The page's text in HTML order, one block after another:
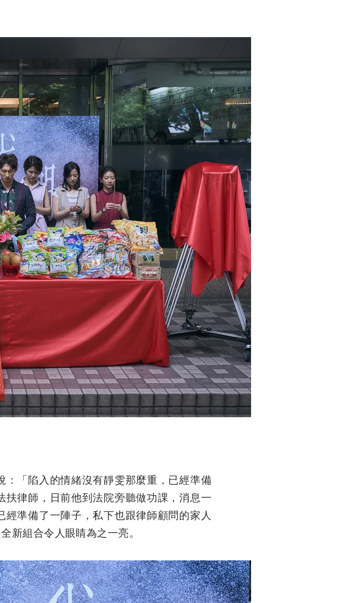
「陷入的情緒沒有靜雯那麼重，已經準備
律師，日前他到法院旁聽做功課，消息一
準備了一陣子，私下也跟律師顧問的家人
新組合令人眼睛為之一亮。